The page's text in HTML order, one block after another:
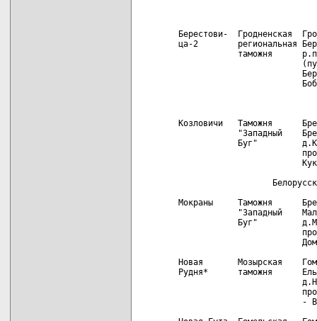
Берестови-  Гродненская
ца-2        региональная
таможня
Козловичи   Таможня
"Западный
Буг"
Мокраны     Таможня
"Западный
Буг"
Новая       Мозырская
Рудня*      таможня
-